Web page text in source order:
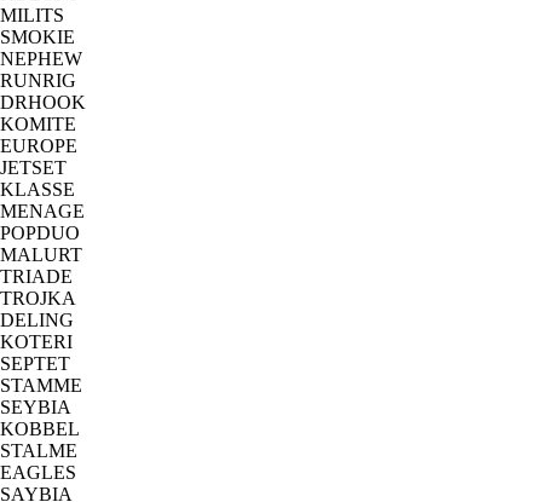
MILITS
SMOKIE
NEPHEW
RUNRIG
DRHOOK
KOMITE
EUROPE
JETSET
KLASSE
MENAGE
POPDUO
MALURT
TRIADE
TROJKA
DELING
KOTERI
SEPTET
STAMME
SEYBIA
KOBBEL
STALME
EAGLES
SAYBIA